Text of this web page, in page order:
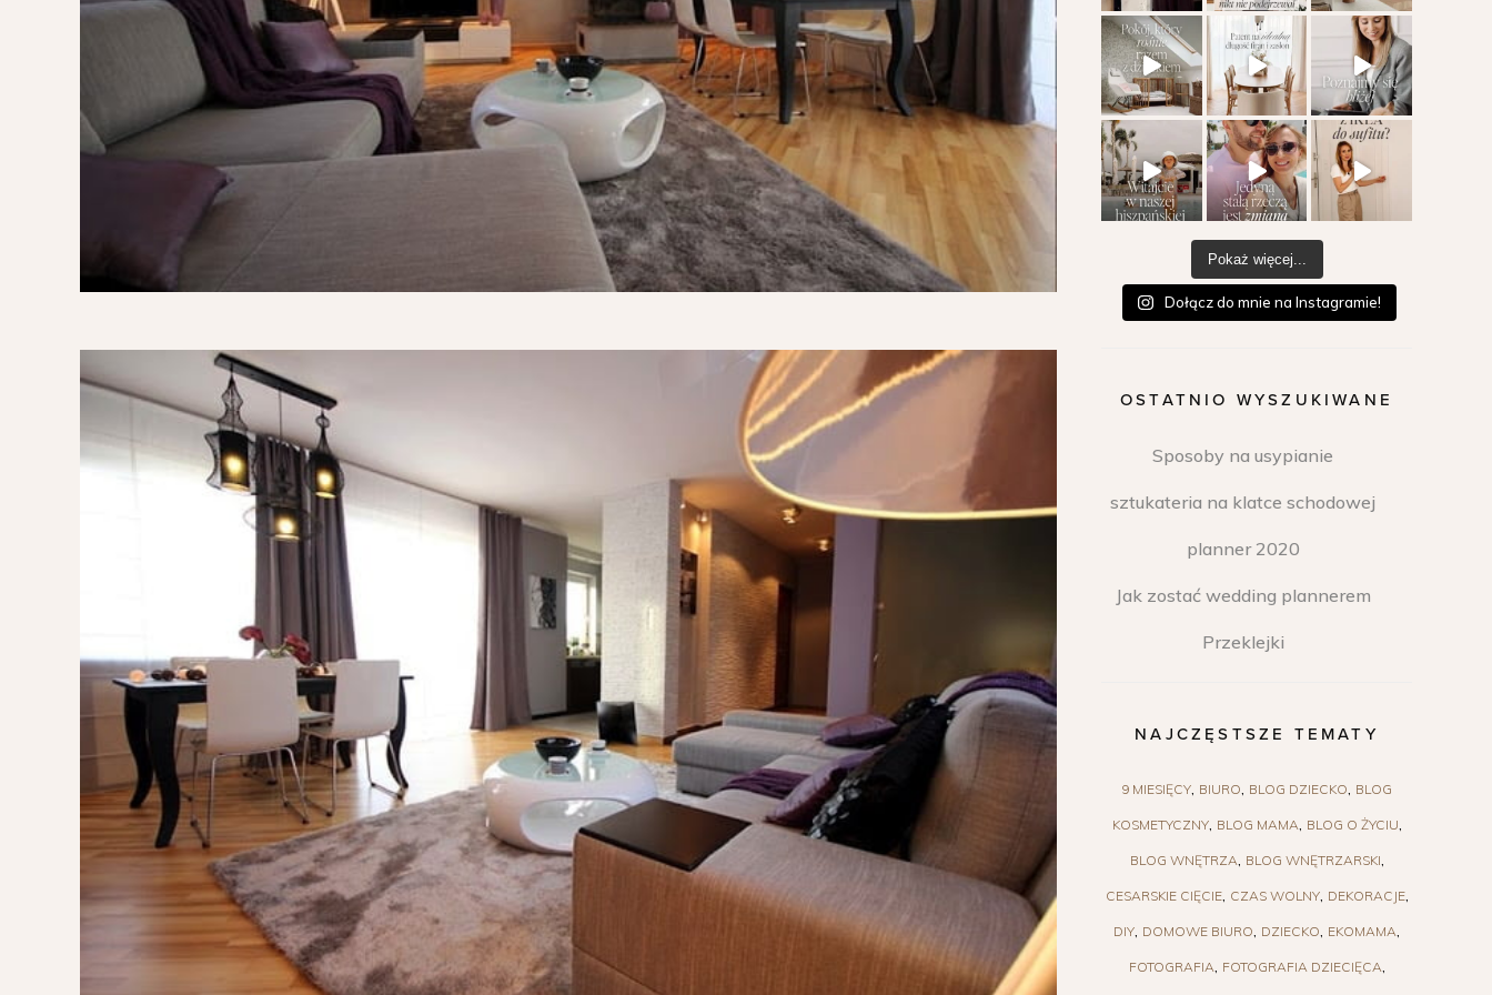
Pokaż więcej...
Dołącz do mnie na Instagramie!
OSTATNIO WYSZUKIWANE
Sposoby na usypianie
sztukateria na klatce schodowej
planner 2020
Jak zostać wedding plannerem
Przeklejki
NAJCZĘSTSZE TEMATY
9 MIESIĘCY BIURO BLOG DZIECKO BLOG
KOSMETYCZNY BLOG MAMA BLOG O ŻYCIU
BLOG WNĘTRZA BLOG WNĘTRZARSKI
CESARSKIE CIĘCIE CZAS WOLNY DEKORACJE
DIY DOMOWE BIURO DZIECKO EKOMAMA
FOTOGRAFIA FOTOGRAFIA DZIECIĘCA